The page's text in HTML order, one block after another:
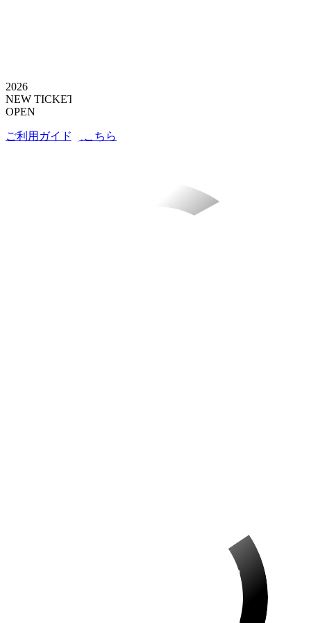
2026
NEW TICKET SITE
OPEN
ご利用ガイドはこちら